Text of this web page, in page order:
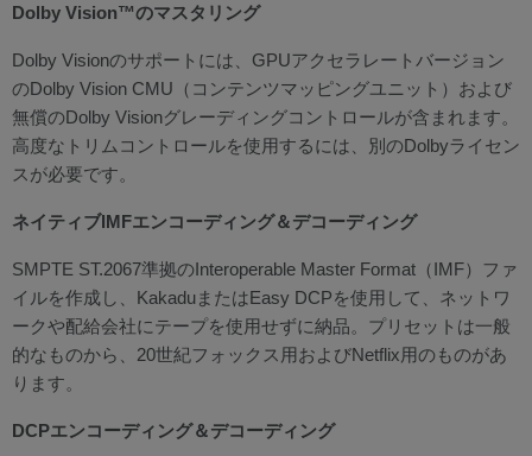
Dolby Vision™のマスタリング
Dolby Visionのサポートには、GPUアクセラレートバージョン
のDolby Vision CMU（コンテンツマッピングユニット）および
無償のDolby Visionグレーディングコントロールが含まれます。
高度なトリムコントロールを使用するには、別のDolbyライセン
スが必要です。
ネイティブIMFエンコーディング＆デコーディング
SMPTE ST.2067準拠のInteroperable Master Format（IMF）ファ
イルを作成し、KakaduまたはEasy DCPを使用して、ネットワ
ークや配給会社にテープを使用せずに納品。プリセットは一般
的なものから、20世紀フォックス用およびNetflix用のものがあ
ります。
DCPエンコーディング＆デコーディング